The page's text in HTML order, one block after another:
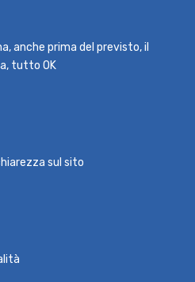
anche prima del previsto, il
tutto OK
sul sito